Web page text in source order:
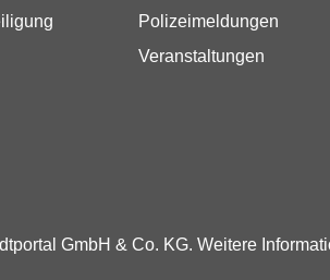
Polizeimeldungen
Veranstaltungen
GmbH & Co. KG. Weitere